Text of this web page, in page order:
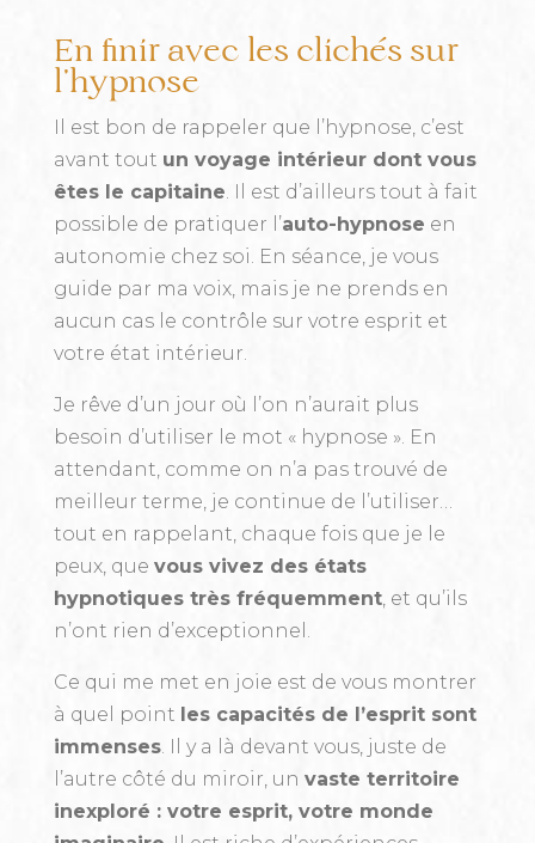
En finir avec les clichés sur
l’hypnose
Il est bon de rappeler que l’hypnose, c’est
avant tout un voyage intérieur dont vous
êtes le capitaine. Il est d’ailleurs tout à fait
possible de pratiquer l’auto-hypnose en
autonomie chez soi. En séance, je vous
guide par ma voix, mais je ne prends en
aucun cas le contrôle sur votre esprit et
votre état intérieur.
Je rêve d’un jour où l’on n’aurait plus
besoin d’utiliser le mot « hypnose ». En
attendant, comme on n’a pas trouvé de
meilleur terme, je continue de l’utiliser…
tout en rappelant, chaque fois que je le
peux, que vous vivez des états
hypnotiques très fréquemment, et qu’ils
n’ont rien d’exceptionnel.
Ce qui me met en joie est de vous montrer
à quel point les capacités de l’esprit sont
immenses. Il y a là devant vous, juste de
l’autre côté du miroir, un vaste territoire
inexploré : votre esprit, votre monde